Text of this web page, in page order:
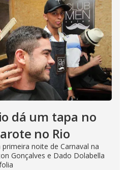
dá um tapa no
no Rio
noite de Carnaval na
Gonçalves e Dado Dolabella